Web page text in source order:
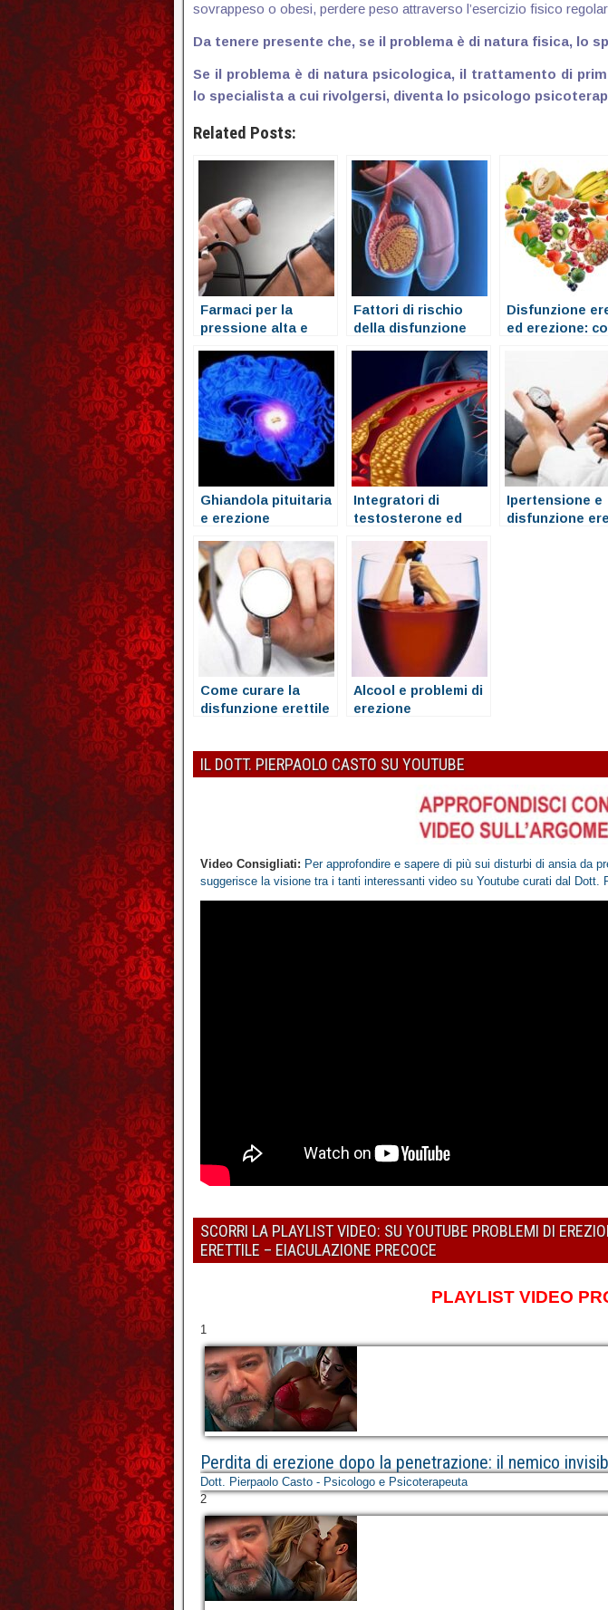
sovrappeso o obesi, perdere peso attraverso l’esercizio fisico
Da tenere presente che, se il problema è di natura fisica, lo
Se il problema è di natura psicologica, il trattamento di
lo specialista a cui rivolgersi, diventa lo psicologo
Related Posts:
Farmaci per la
pressione alta e
Fattori di rischio
della disfunzione
Disfunzione
ed erezione:
Ghiandola pituitaria
e erezione
Integratori di
testosterone ed
Ipertensione e
disfunzione
Come curare la
disfunzione erettile
Alcool e problemi di
erezione
IL DOTT. PIERPAOLO CASTO SU YOUTUBE
Video Consigliati: Per approfondire e sapere di più sui disturbi di ansia da
suggerisce la visione tra i tanti interessanti video su Youtube curati dal Dott.
SCORRI LA PLAYLIST VIDEO: SU YOUTUBE PROBLEMI DI
ERETTILE – EIACULAZIONE PRECOCE
PLAYLIST VIDEO
1
Perdita di erezione dopo la penetrazione: il nemico
Dott. Pierpaolo Casto - Psicologo e Psicoterapeuta
2